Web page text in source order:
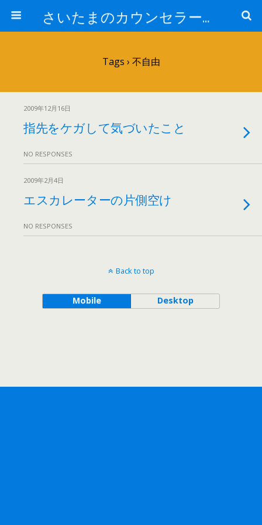
さいたまのカウンセラー日記
Tags › 不自由
2009年12月16日
指先をケガして気づいたこと
NO RESPONSES
2009年2月4日
エスカレーターの片側空け
NO RESPONSES
Back to top
Mobile Desktop